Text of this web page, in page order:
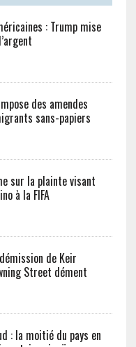
: Trump mise
des amendes
sans-papiers
sur la plainte visant
à la FIFA
de Keir
Street dément
: la moitié du pays en